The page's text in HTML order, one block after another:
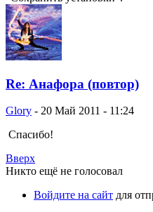
Re: Анафора (повтор)
Glory - 20 Май 2011 - 11:24
Спасибо!
Вверх
Никто ещё не голосовал
Войдите на сайт для